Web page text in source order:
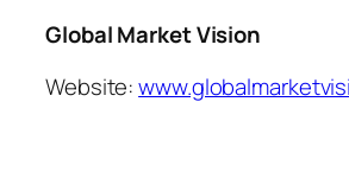
Global Market Vision
Website: